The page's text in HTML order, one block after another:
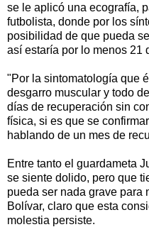
se le aplicó una ecografía,
futbolista, donde por los
posibilidad de que pueda
así estaría por lo menos 21
"Por la sintomatología que
desgarro muscular y todo
días de recuperación sin
física, si es que se
hablando de un mes de
Entre tanto el guardameta
se siente dolido, pero que
pueda ser nada grave para
Bolívar, claro que esta
molestia persiste.